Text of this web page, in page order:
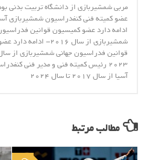
مربی شمشیربازی از دانشگاه تربیت بدنی
ادامه دارد عضو کمیسیون قوانین
شمشیربازی از سال 2016-
2023 رئیس کمیته فنی و مدیر فنی
آسیا از سال 2017 تا سال 2024
مطالب مرتبط